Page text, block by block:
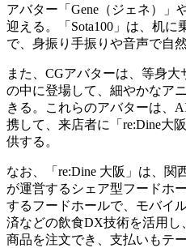
アバター「Gene（ジェネ）」
迎える。「Sota100」は、机に
で、身振り手振りや音声で自
また、CGアバターは、等身
の中に登場して、細やかなア
きる。これらのアバターは、
携して、来店者に「re:Dine大
供する。
なお、「re:Dine 大阪」は、関
が運営するシェア型フードホ
するフードホールで、モバイ
済などの飲食DX技術を活用
商品を注文でき、支払いもテ